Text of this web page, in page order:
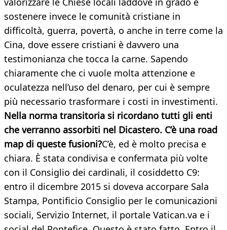
sostenere invece le comunità cristiane in
difficoltà, guerra, povertà, o anche in terre come la
Cina, dove essere cristiani è davvero una
testimonianza che tocca la carne. Sapendo
chiaramente che ci vuole molta attenzione e
oculatezza nell’uso del denaro, per cui è sempre
più necessario trasformare i costi in investimenti.
Nella norma transitoria si ricordano tutti gli enti
che verranno assorbiti nel Dicastero. C’è una road
map di queste fusioni?C’è, ed è molto precisa e
chiara. È stata condivisa e confermata più volte
con il Consiglio dei cardinali, il cosiddetto C9:
entro il dicembre 2015 si doveva accorpare Sala
Stampa, Pontificio Consiglio per le comunicazioni
sociali, Servizio Internet, il portale Vatican.va e i